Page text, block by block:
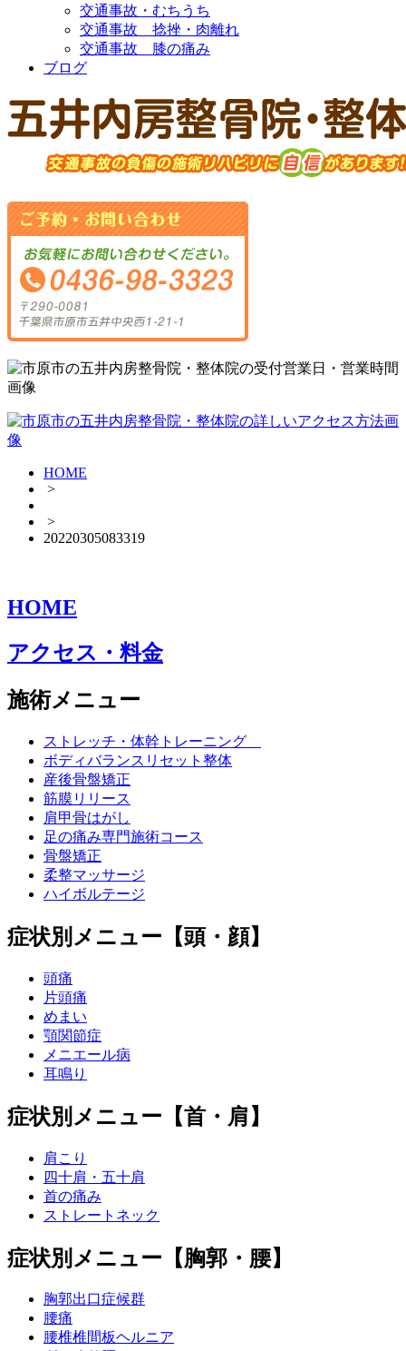
交通事故・むちうち
交通事故 捻挫・肉離れ
交通事故 膝の痛み
ブログ
HOME
>
>
20220305083319
HOME
アクセス・料金
施術メニュー
ストレッチ・体幹トレーニング
ボディバランスリセット整体
産後骨盤矯正
筋膜リリース
肩甲骨はがし
足の痛み専門施術コース
骨盤矯正
柔整マッサージ
ハイボルテージ
症状別メニュー【頭・顔】
頭痛
片頭痛
めまい
顎関節症
メニエール病
耳鳴り
症状別メニュー【首・肩】
肩こり
四十肩・五十肩
首の痛み
ストレートネック
症状別メニュー【胸郭・腰】
胸郭出口症候群
腰痛
腰椎椎間板ヘルニア